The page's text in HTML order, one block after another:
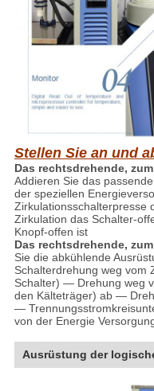
Stellen Sie an und
Das rechtsdrehende,
Addieren Sie das
der speziellen
Zirkulationsschalterpresse
Zirkulation das Schalter-
Knopf-offen ist
Das rechtsdrehende,
Sie die abkühlende
Schalterdrehung weg vom
Schalter) — Drehung weg
den Kälteträger) ab —
—
von der Energie
Ausrüstung der